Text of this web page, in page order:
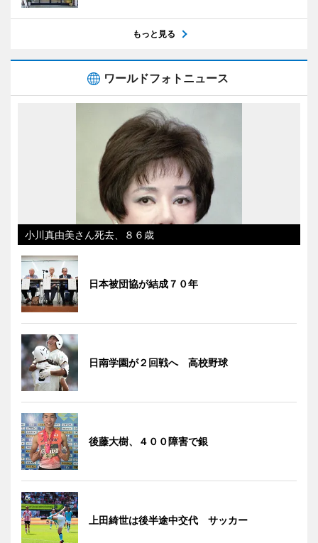
もっと見る
ワールドフォトニュース
小川真由美さん死去、８６歳
日本被団協が結成７０年
日南学園が２回戦へ 高校野球
後藤大樹、４００障害で銀
上田綺世は後半途中交代 サッカー